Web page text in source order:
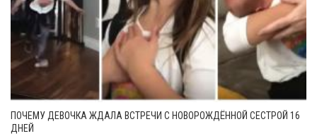
ПОЧЕМУ ДЕВОЧКА ЖДАЛА ВСТРЕЧИ С НОВОРОЖДЁННОЙ СЕСТРОЙ 16
ДНЕЙ